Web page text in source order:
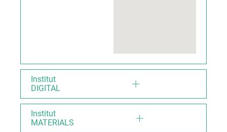
Institut
DIGITAL
Institut
MATERIALS